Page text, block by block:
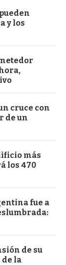
y los
cruce con
de un
más
los 470
fue a
de su
la